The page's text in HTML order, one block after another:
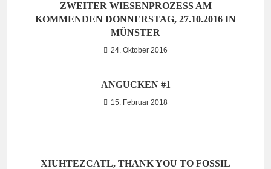
ZWEITER WIESENPROZESS AM
KOMMENDEN DONNERSTAG, 27.10.2016 IN
MÜNSTER
24. Oktober 2016
ANGUCKEN #1
15. Februar 2018
XIUHTEZCATL, THANK YOU TO FOSSIL